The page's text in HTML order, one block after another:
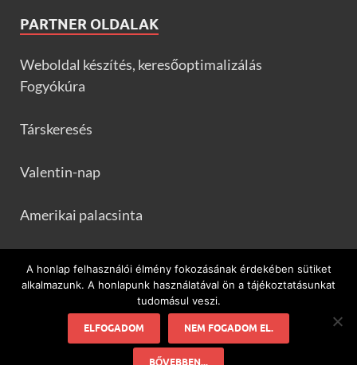
PARTNER OLDALAK
Weboldal készítés, keresőoptimalizálás
Fogyókúra
Társkeresés
Valentin-nap
Amerikai palacsinta
Minden ami flamenco és Spanyolország!
A honlap felhasználói élmény fokozásának érdekében sütiket
alkalmazunk. A honlapunk használatával ön a tájékoztatásunkat
tudomásul veszi.
ELFOGADOM NEM FOGADOM EL.
BŐVEBBEN...